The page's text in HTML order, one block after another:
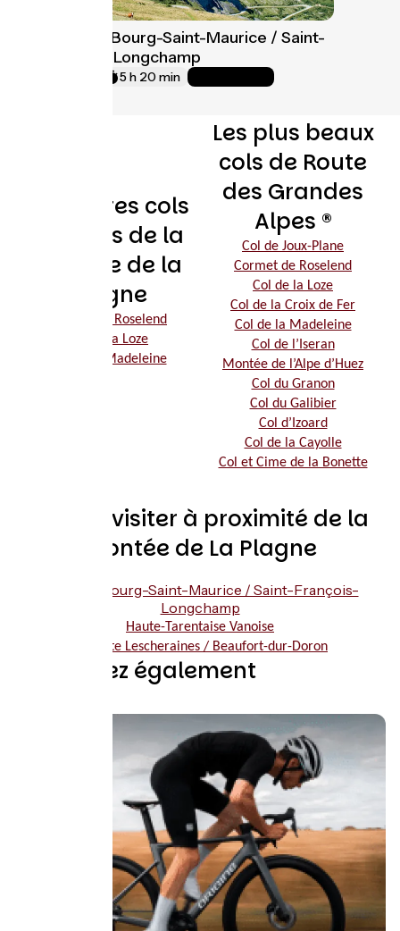
Variante Bourg-Saint-Maurice / Saint-
François-Longchamp
5 h 20 min
Les autres cols
proches de la
montée de la
Plagne
Cormet de Roselend
Col de la Loze
Col de la Madeleine
Les plus beaux
cols de Route
des Grandes
Alpes ®
Col de Joux-Plane
Cormet de Roselend
Col de la Loze
Col de la Croix de Fer
Col de la Madeleine
Col de l’Iseran
Montée de l’Alpe d’Huez
Col du Granon
Col du Galibier
Col d’Izoard
Col de la Cayolle
Col et Cime de la Bonette
Lieux à visiter à proximité de la
montée de La Plagne
Variante Bourg-Saint-Maurice / Saint-François-
Longchamp
Haute-Tarentaise Vanoise
Variante Lescheraines / Beaufort-dur-Doron
Découvrez également